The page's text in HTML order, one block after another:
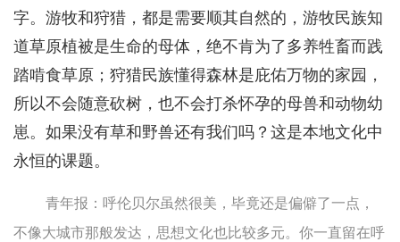
字。游牧和狩猎，都是需要顺其自然的，游牧民族知
道草原植被是生命的母体，绝不肯为了多养牲畜而践
踏啃食草原；狩猎民族懂得森林是庇佑万物的家园，
所以不会随意砍树，也不会打杀怀孕的母兽和动物幼
崽。如果没有草和野兽还有我们吗？这是本地文化中
永恒的课题。
青年报：呼伦贝尔虽然很美，毕竟还是偏僻了一点，
不像大城市那般发达，思想文化也比较多元。你一直留在呼